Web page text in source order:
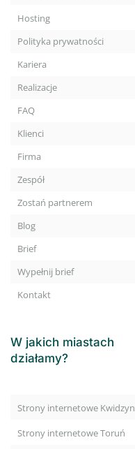
Hosting
Polityka prywatności
Kariera
Realizacje
FAQ
Klienci
Firma
Zespół
Zostań partnerem
Blog
Brief
Wypełnij brief
Kontakt
W jakich miastach
działamy?
Strony internetowe Kwidzyn
Strony internetowe Toruń